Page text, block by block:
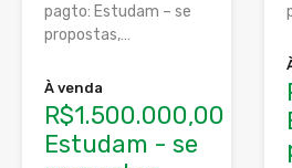
pagto: Estudam – se
propostas,…
À venda
R$1.500.000,00
Estudam - se